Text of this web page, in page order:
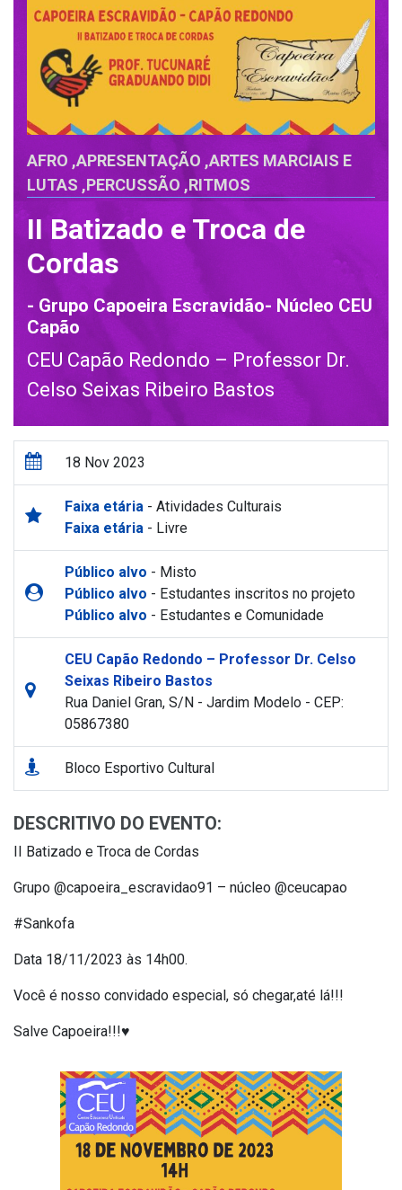
AFRO ,APRESENTAÇÃO ,ARTES MARCIAIS E
LUTAS ,PERCUSSÃO ,RITMOS
II Batizado e Troca de
Cordas
- Grupo Capoeira Escravidão- Núcleo CEU
Capão
CEU Capão Redondo – Professor Dr.
Celso Seixas Ribeiro Bastos
18 Nov 2023
Faixa etária - Atividades Culturais
Faixa etária - Livre
Público alvo - Misto
Público alvo - Estudantes inscritos no projeto
Público alvo - Estudantes e Comunidade
CEU Capão Redondo – Professor Dr. Celso
Seixas Ribeiro Bastos
Rua Daniel Gran, S/N - Jardim Modelo - CEP:
05867380
Bloco Esportivo Cultural
DESCRITIVO DO EVENTO:
II Batizado e Troca de Cordas
Grupo @capoeira_escravidao91 – núcleo @ceucapao
#Sankofa
Data 18/11/2023 às 14h00.
Você é nosso convidado especial, só chegar,até lá!!!
Salve Capoeira!!!♥️